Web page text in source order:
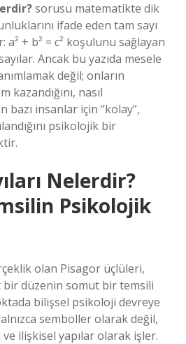
sorusu matematikte dik
ifade eden tam sayı
+ b² = c² koşulunu sağlayan
Ancak bu yazıda mesele
değil; onların
kazandığını, nasıl
bazı insanlar için “kolay”,
psikolojik bir
Nelerdir?
Psikolojik
olan Pisagor üçlüleri,
düzenin somut bir temsili
bilişsel psikoloji devreye
semboller olarak değil,
ilişkisel yapılar olarak işler.